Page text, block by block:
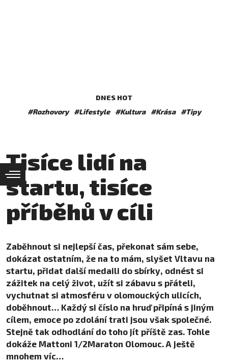
DNES HOT
#Rozhovory
#Lifestyle #Kultura #Krása #Tipy
Tisíce lidí na
startu, tisíce
příběhů v cíli
Zaběhnout si nejlepší čas, překonat sám sebe,
dokázat ostatním, že na to mám, slyšet Vltavu na
startu, přidat další medaili do sbírky, odnést si
zážitek na celý život, užít si zábavu s přáteli,
vychutnat si atmosféru v olomouckých ulicích,
doběhnout… Každý si číslo na hruď připíná s jiným
cílem, emoce po zdolání trati jsou však společné.
Stejně tak odhodlání do toho jít příště zas. Tohle
dokáže Mattoni 1/2Maraton Olomouc. A ještě
mnohem víc…